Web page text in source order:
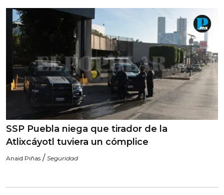
SSP Puebla niega que tirador de la
Atlixcáyotl tuviera un cómplice
Anaid Piñas / Seguridad